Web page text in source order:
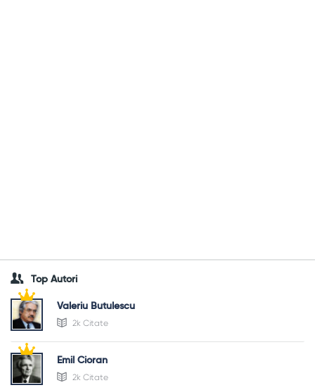
Top Autori
Valeriu Butulescu
2k Citate
Emil Cioran
2k Citate